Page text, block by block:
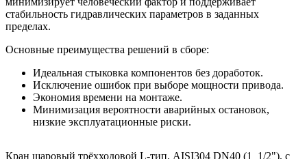
Кран шаровый трёхходовой L-тип, AISI304 DN40 (1_1/2"), с
стабильность гидравлических параметров в заданных
пределах.
Основные преимущества решений в сборе:
Идеальная стыковка компонентов без доработок.
Исключение ошибок при выборе мощности привода.
Экономия времени на монтаже.
Минимизация вероятности аварийных остановок,
низкие эксплуатационные риски.